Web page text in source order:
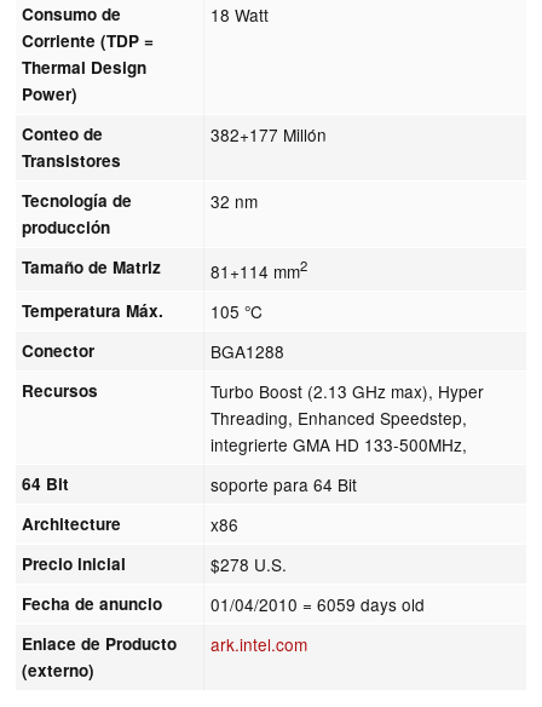
Consumo de
Corriente (TDP =
Thermal Design
Power)
18 Watt
Conteo de
Transistores
382+177 Millón
Tecnología de
producción
32 nm
Tamaño de Matriz 81+114 mm2
Temperatura Máx. 105 °C
Conector BGA1288
Recursos
Turbo Boost (2.13 GHz max), Hyper
Threading, Enhanced Speedstep,
integrierte GMA HD 133-500MHz,
64 Bit soporte para 64 Bit
Architecture x86
Precio inicial $278 U.S.
Fecha de anuncio 01/04/2010 = 6059 days old
Enlace de Producto
(externo)
ark.intel.com